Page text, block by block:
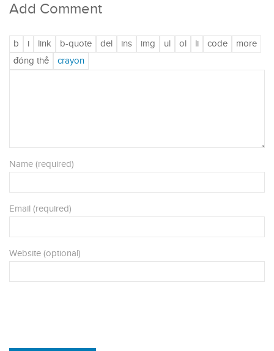
Add Comment
Name (required)
Email (required)
Website (optional)